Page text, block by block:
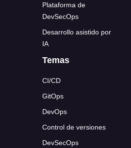
Plataforma de
DevSecOps
Desarrollo asistido por
IA
Temas
CI/CD
GitOps
DevOps
Control de versiones
DevSecOps